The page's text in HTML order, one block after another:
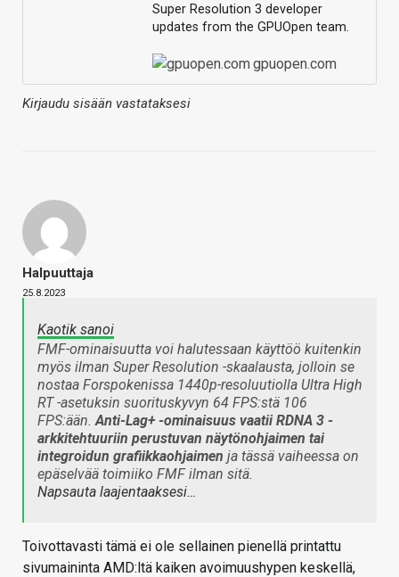
Super Resolution 3 developer
updates from the GPUOpen team.
gpuopen.com
Kirjaudu sisään vastataksesi
Halpuuttaja
25.8.2023
Kaotik sanoi
FMF-ominaisuutta voi halutessaan käyttöö kuitenkin
myös ilman Super Resolution -skaalausta, jolloin se
nostaa Forspokenissa 1440p-resoluutiolla Ultra High
RT -asetuksin suorituskyvyn 64 FPS:stä 106
FPS:ään.Anti-Lag+ -ominaisuus vaatii RDNA 3 -
arkkitehtuuriin perustuvan näytönohjaimen tai
integroidun grafiikkaohjaimen ja tässä vaiheessa on
epäselvää toimiiko FMF ilman sitä.
Napsauta laajentaaksesi…
Toivottavasti tämä ei ole sellainen pienellä printattu
sivumaininta AMD:ltä kaiken avoimuushypen keskellä,